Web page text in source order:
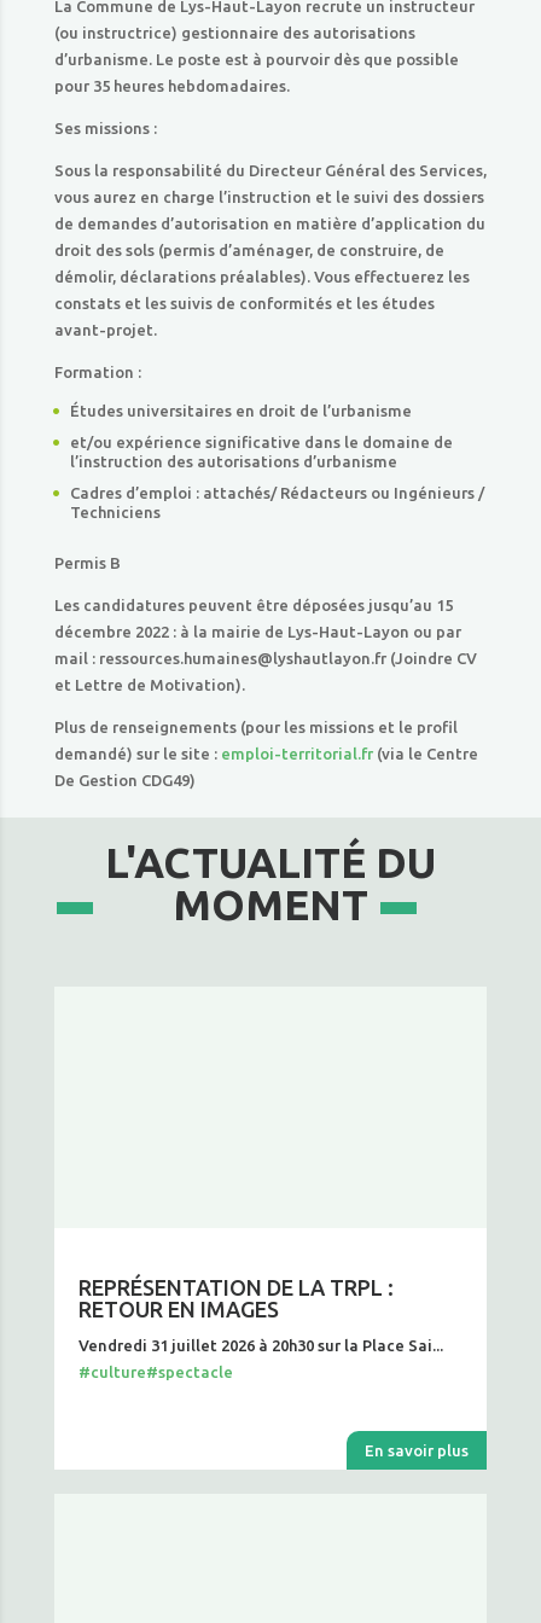
La Commune de Lys-Haut-Layon recrute un instructeur
(ou instructrice) gestionnaire des autorisations
d’urbanisme. Le poste est à pourvoir dès que possible
pour 35 heures hebdomadaires.
Ses missions :
Sous la responsabilité du Directeur Général des Services,
vous aurez en charge l’instruction et le suivi des dossiers
de demandes d’autorisation en matière d’application du
droit des sols (permis d’aménager, de construire, de
démolir, déclarations préalables). Vous effectuerez les
constats et les suivis de conformités et les études
avant-projet.
Formation :
Études universitaires en droit de l’urbanisme
et/ou expérience significative dans le domaine de
l’instruction des autorisations d’urbanisme
Cadres d’emploi : attachés/ Rédacteurs ou Ingénieurs /
Techniciens
Permis B
Les candidatures peuvent être déposées jusqu’au 15
décembre 2022 : à la mairie de Lys-Haut-Layon ou par
mail : ressources.humaines@lyshautlayon.fr (Joindre CV
et Lettre de Motivation).
Plus de renseignements (pour les missions et le profil
demandé) sur le site : emploi-territorial.fr(via le Centre
De Gestion CDG49)
L'ACTUALITÉ DU
MOMENT
REPRÉSENTATION DE LA TRPL :
RETOUR EN IMAGES
Vendredi 31 juillet 2026 à 20h30 sur la Place Sai...
#culture#spectacle
En savoir plus